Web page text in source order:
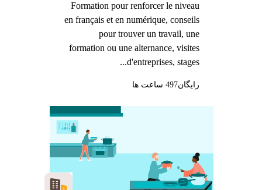
Formation pour renforcer le niveau
en français et en numérique, conseils
pour trouver un travail, une
formation ou une alternance, visites
d'entreprises, stages...
رایگان497 ساعت ها